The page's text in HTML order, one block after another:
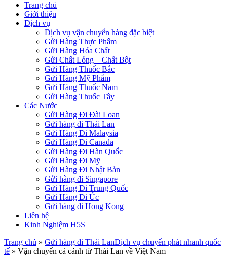
Trang chủ
Giới thiệu
Dịch vụ
Dịch vụ vận chuyển hàng đặc biệt
Gửi Hàng Thực Phẩm
Gửi Hàng Hóa Chất
Gửi Chất Lỏng – Chất Bột
Gửi Hàng Thuốc Bắc
Gửi Hàng Mỹ Phẩm
Gửi Hàng Thuốc Nam
Gửi Hàng Thuốc Tây
Các Nước
Gửi Hàng Đi Đài Loan
Gửi hàng đi Thái Lan
Gửi Hàng Đi Malaysia
Gửi Hàng Đi Canada
Gửi Hàng Đi Hàn Quốc
Gửi Hàng Đi Mỹ
Gửi Hàng Đi Nhật Bản
Gửi hàng đi Singapore
Gửi Hàng Đi Trung Quốc
Gửi Hàng Đi Úc
Gửi hàng đi Hong Kong
Liên hệ
Kinh Nghiệm H5S
Trang chủ » Gửi hàng đi Thái LanDịch vụ chuyển phát nhanh quốc
tế » Vận chuyển cá cảnh từ Thái Lan về Việt Nam